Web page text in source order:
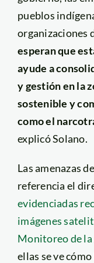
pueblos
organizaciones
esperan que
ayude a
y gestión en la
sostenible y
como el
explicó Solano.
Las amenazas
referencia el
evidenciadas
imágenes
Monitoreo de la
ellas se ve